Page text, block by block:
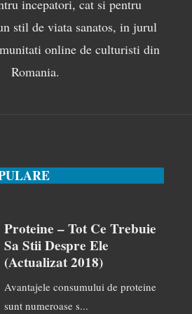
incepatori, cat si pentru
stil de viata sanatos, in jurul
online de culturisti din
Romania.
Proteine – Tot Ce Trebuie
Sa Stii Despre Ele
(actualizat 2018)
Avantajele consumului de proteine
sunt numeroase s...